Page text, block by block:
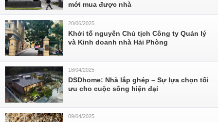
mới mua được nhà
20/06/2025
Khởi tố nguyên Chủ tịch Công ty Quản lý
và Kinh doanh nhà Hải Phòng
18/04/2025
DSDhome: Nhà lắp ghép – Sự lựa chọn tối
ưu cho cuộc sống hiện đại
09/04/2025